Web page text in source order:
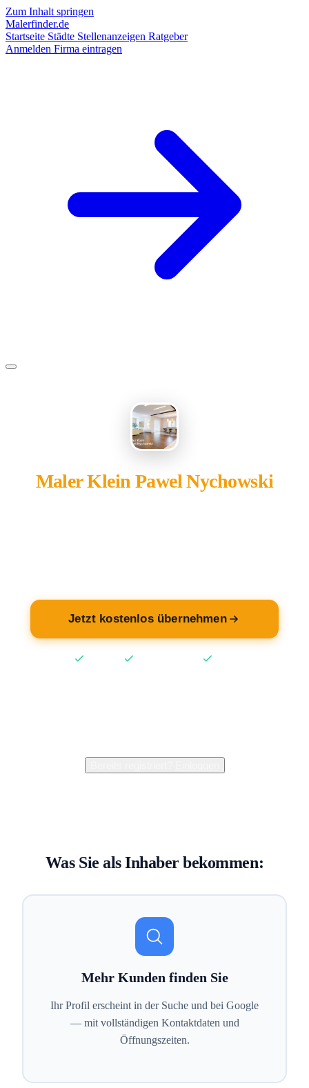
Zum Inhalt springen
Malerfinder.de
Startseite Städte Stellenanzeigen Ratgeber
Anmelden Firma eintragen
Maler Klein Pawel Nychowski
Jetzt kostenlos übernehmen
Was Sie als Inhaber bekommen:
Mehr Kunden finden Sie
Ihr Profil erscheint in der Suche und bei Google
— mit vollständigen Kontaktdaten und
Öffnungszeiten.